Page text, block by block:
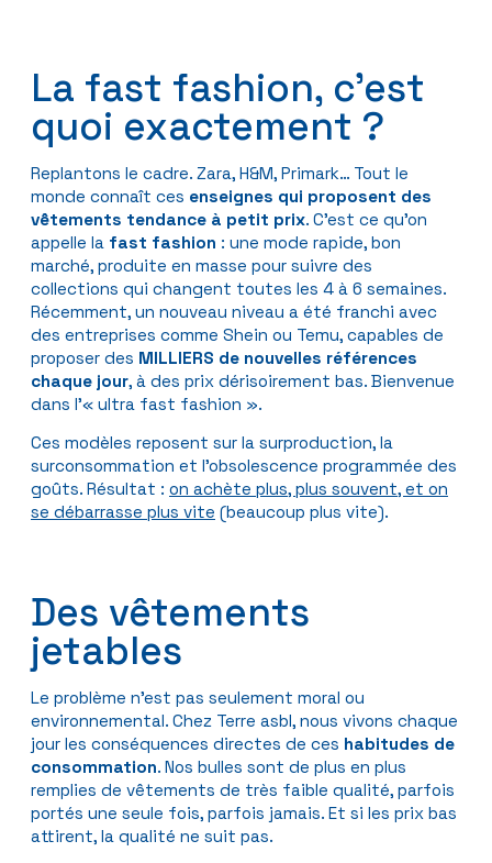
La fast fashion, c’est
quoi exactement ?
Replantons le cadre. Zara, H&M, Primark… Tout le
monde connaît ces enseignes qui proposent des
vêtements tendance à petit prix. C’est ce qu’on
appelle la fast fashion : une mode rapide, bon
marché, produite en masse pour suivre des
collections qui changent toutes les 4 à 6 semaines.
Récemment, un nouveau niveau a été franchi avec
des entreprises comme Shein ou Temu, capables de
proposer des MILLIERS de nouvelles références
chaque jour, à des prix dérisoirement bas. Bienvenue
dans l’« ultra fast fashion ».
Ces modèles reposent sur la surproduction, la
surconsommation et l’obsolescence programmée des
goûts. Résultat : on achète plus, plus souvent, et on
se débarrasse plus vite (beaucoup plus vite).
Des vêtements
jetables
Le problème n’est pas seulement moral ou
environnemental. Chez Terre asbl, nous vivons chaque
jour les conséquences directes de ces habitudes de
consommation. Nos bulles sont de plus en plus
remplies de vêtements de très faible qualité, parfois
portés une seule fois, parfois jamais. Et si les prix bas
attirent, la qualité ne suit pas.